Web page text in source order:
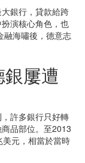
銀行，貸款給跨
演核心角色，也
融海嘯後，德意志
屢遭
許多銀行只好轉
品部位。至2013
元，相當於當時